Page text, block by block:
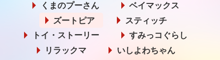
くまのプーさん
ベイマックス
ズートピア
スティッチ
トイ・ストーリー
すみっコぐらし
リラックマ
いしよわちゃん